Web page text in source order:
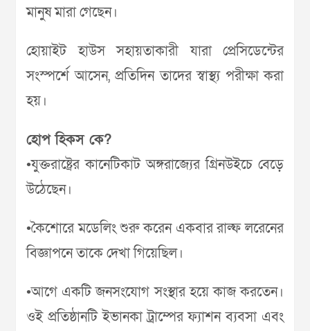
মানুষ মারা গেছেন।
হোয়াইট হাউস সহায়তাকারী যারা প্রেসিডেন্টের
সংস্পর্শে আসেন, প্রতিদিন তাদের স্বাস্থ্য পরীক্ষা করা
হয়।
হোপ হিকস কে?
•যুক্তরাষ্ট্রের কানেটিকাট অঙ্গরাজ্যের গ্রিনউইচে বেড়ে
উঠেছেন।
•কৈশোরে মডেলিং শুরু করেন একবার রাল্ফ লরেনের
বিজ্ঞাপনে তাকে দেখা গিয়েছিল।
•আগে একটি জনসংযোগ সংস্থার হয়ে কাজ করতেন।
ওই প্রতিষ্ঠানটি ইভানকা ট্রাম্পের ফ্যাশন ব্যবসা এবং